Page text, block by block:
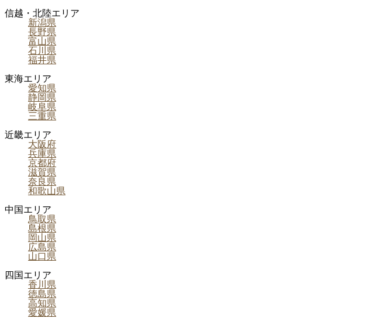
信越・北陸エリア
新潟県
長野県
富山県
石川県
福井県
東海エリア
愛知県
静岡県
岐阜県
三重県
近畿エリア
大阪府
兵庫県
京都府
滋賀県
奈良県
和歌山県
中国エリア
鳥取県
島根県
岡山県
広島県
山口県
四国エリア
香川県
徳島県
高知県
愛媛県